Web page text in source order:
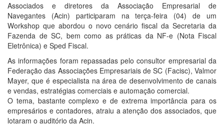
Associados e diretores da Associação Empresarial de
Navegantes (Acin) participaram na terça-feira (04) de um
Workshop que abordou o novo cenário fiscal da Secretaria da
Fazenda de SC, bem como as práticas da NF-e (Nota Fiscal
Eletrônica) e Sped Fiscal.
As informações foram repassadas pelo consultor empresarial da
Federação das Associações Empresariais de SC (Facisc), Valmor
Mayer, que é especialista na área de desenvolvimento de canais
e vendas, estratégias comerciais e automação comercial.
O tema, bastante complexo e de extrema importância para os
empresários e contadores, atraiu a atenção dos associados, que
lotaram o auditório da Acin.